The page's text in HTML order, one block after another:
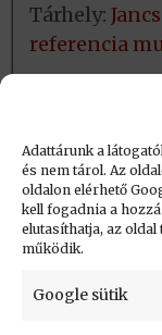
Adattárunk a
és nem tárol. Az
oldalon elérhető
kell fogadnia a
elutasíthatja, az
működik.
Google sütik
Tárhely:
referencia
Létrehozva:
Utolsó